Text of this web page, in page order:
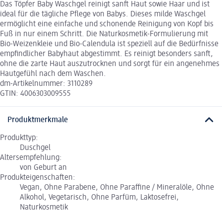
Das Töpfer Baby Waschgel reinigt sanft Haut sowie Haar und ist
ideal für die tägliche Pflege von Babys. Dieses milde Waschgel
ermöglicht eine einfache und schonende Reinigung von Kopf bis
Fuß in nur einem Schritt. Die Naturkosmetik-Formulierung mit
Bio-Weizenkleie und Bio-Calendula ist speziell auf die Bedürfnisse
empfindlicher Babyhaut abgestimmt. Es reinigt besonders sanft,
ohne die zarte Haut auszutrocknen und sorgt für ein angenehmes
Hautgefühl nach dem Waschen.
dm-Artikelnummer: 3110289
GTIN: 4006303009555
Produktmerkmale
Produkttyp:
Duschgel
Altersempfehlung:
von Geburt an
Produkteigenschaften:
Vegan, Ohne Parabene, Ohne Paraffine / Mineralöle, Ohne
Alkohol, Vegetarisch, Ohne Parfüm, Laktosefrei,
Naturkosmetik